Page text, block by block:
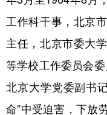
山东 河
广东 广
四川 贵
陕西 甘
工作科干事，北京
主任，北京市委大
等学校工作委员会
北京大学党委副书
命”中受迫害，下放